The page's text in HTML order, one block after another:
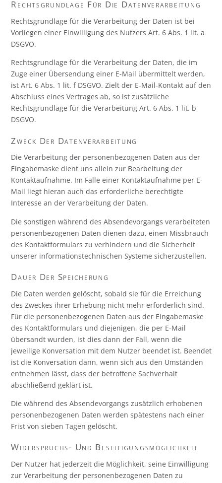
Rechtsgrundlage Für Die Datenverarbeitung
Rechtsgrundlage für die Verarbeitung der Daten ist bei
Vorliegen einer Einwilligung des Nutzers Art. 6 Abs. 1 lit. a
DSGVO.
Rechtsgrundlage für die Verarbeitung der Daten, die im
Zuge einer Übersendung einer E-Mail übermittelt werden,
ist Art. 6 Abs. 1 lit. f DSGVO. Zielt der E-Mail-Kontakt auf den
Abschluss eines Vertrages ab, so ist zusätzliche
Rechtsgrundlage für die Verarbeitung Art. 6 Abs. 1 lit. b
DSGVO.
Zweck Der Datenverarbeitung
Die Verarbeitung der personenbezogenen Daten aus der
Eingabemaske dient uns allein zur Bearbeitung der
Kontaktaufnahme. Im Falle einer Kontaktaufnahme per E-
Mail liegt hieran auch das erforderliche berechtigte
Interesse an der Verarbeitung der Daten.
Die sonstigen während des Absendevorgangs verarbeiteten
personenbezogenen Daten dienen dazu, einen Missbrauch
des Kontaktformulars zu verhindern und die Sicherheit
unserer informationstechnischen Systeme sicherzustellen.
Dauer Der Speicherung
Die Daten werden gelöscht, sobald sie für die Erreichung
des Zweckes ihrer Erhebung nicht mehr erforderlich sind.
Für die personenbezogenen Daten aus der Eingabemaske
des Kontaktformulars und diejenigen, die per E-Mail
übersandt wurden, ist dies dann der Fall, wenn die
jeweilige Konversation mit dem Nutzer beendet ist. Beendet
ist die Konversation dann, wenn sich aus den Umständen
entnehmen lässt, dass der betroffene Sachverhalt
abschließend geklärt ist.
Die während des Absendevorgangs zusätzlich erhobenen
personenbezogenen Daten werden spätestens nach einer
Frist von sieben Tagen gelöscht.
Widerspruchs- Und Beseitigungsmöglichkeit
Der Nutzer hat jederzeit die Möglichkeit, seine Einwilligung
zur Verarbeitung der personenbezogenen Daten zu